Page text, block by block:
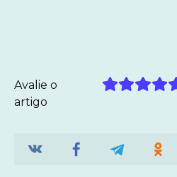
Avalie o
artigo